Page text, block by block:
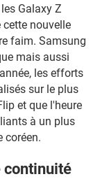
Galaxy Z
nouvelle
faim. Samsung
mais aussi
les efforts
sur le plus
et que l'heure
à un plus
coréen.
continuité